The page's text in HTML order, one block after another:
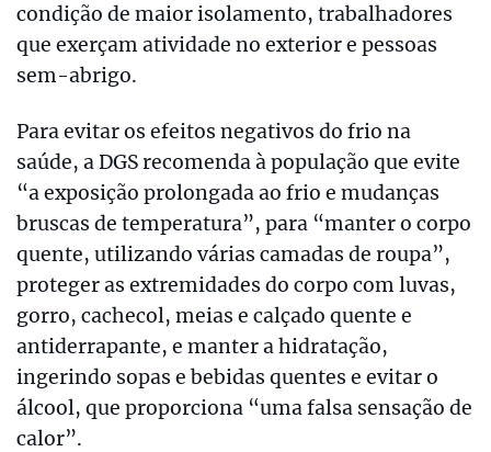
condição de maior isolamento, trabalhadores
que exerçam atividade no exterior e pessoas
sem-abrigo.
Para evitar os efeitos negativos do frio na
saúde, a DGS recomenda à população que evite
“a exposição prolongada ao frio e mudanças
bruscas de temperatura”, para “manter o corpo
quente, utilizando várias camadas de roupa”,
proteger as extremidades do corpo com luvas,
gorro, cachecol, meias e calçado quente e
antiderrapante, e manter a hidratação,
ingerindo sopas e bebidas quentes e evitar o
álcool, que proporciona “uma falsa sensação de
calor”.